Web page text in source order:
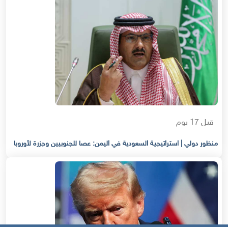
قبل 17 يوم
منظور دولي | استراتيجية السعودية في اليمن: عصا للجنوبيين وجزرة لأوروبا